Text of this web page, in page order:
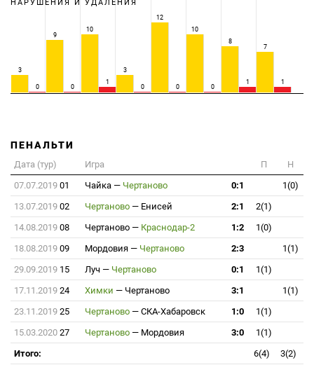
НАРУШЕНИЯ И УДАЛЕНИЯ
3
0
9
0
10
1
3
0
12
0
10
0
8
1
7
1
ПЕНАЛЬТИ
Дата (тур) Игра П
Н
07.07.2019 01 Чайка — Чертаново 0:1
1(0)
13.07.2019 02 Чертаново — Енисей 2:1
2(1)
14.08.2019 08 Чертаново — Краснодар-2 1:2
1(0)
18.08.2019 09 Мордовия — Чертаново 2:3
1(1)
29.09.2019 15 Луч — Чертаново 0:1
1(1)
17.11.2019 24 Химки — Чертаново 3:1
1(1)
23.11.2019 25 Чертаново — СКА-Хабаровск 1:0
1(1)
15.03.2020 27 Чертаново — Мордовия 3:0
1(1)
Итого:
6(4) 3(2)